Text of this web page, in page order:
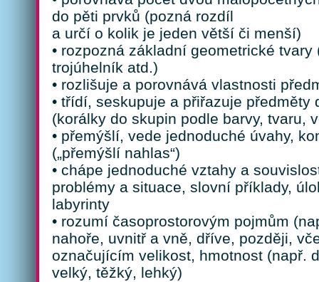
do pěti prvků (pozná rozdíl
a určí o kolik je jeden větší či menší)
• rozpozná základní geometrické tvary
trojúhelník atd.)
• rozlišuje a porovnává vlastnosti
• třídí, seskupuje a přiřazuje předměty
(korálky do skupin podle barvy, tvaru,
• přemýšlí, vede jednoduché úvahy,
(„přemýšlí nahlas“)
• chápe jednoduché vztahy a
problémy a situace, slovní příklady,
labyrinty
• rozumí časoprostorovým pojmům
nahoře, uvnitř a vně, dříve, později,
označujícím velikost, hmotnost (např.
velký, těžký, lehký)